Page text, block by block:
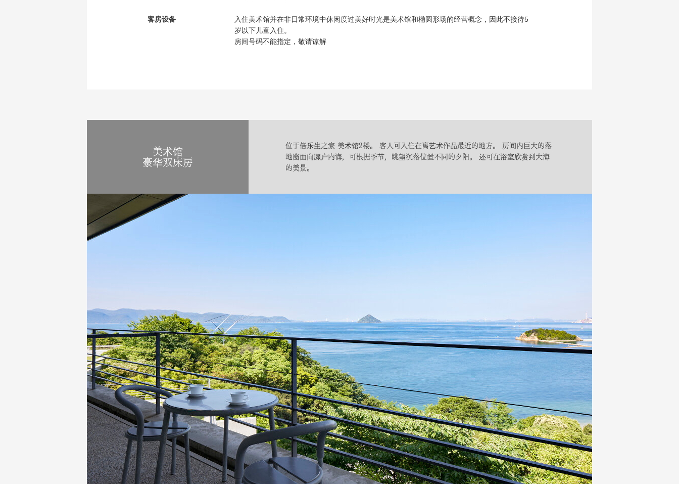
客房设备
入住美术馆并在非日常环境中休闲度过美好时光是美术馆和椭圆形场的经营概念，因此不接待5
岁以下儿童入住。
房间号码不能指定，敬请谅解
美术馆
豪华双床房
位于倍乐生之家 美术馆2楼。 客人可入住在离艺术作品最近的地方。 房间内巨大的落
地窗面向濑户内海，可根据季节，眺望沉落位置不同的夕阳。 还可在浴室欣赏到大海
的美景。